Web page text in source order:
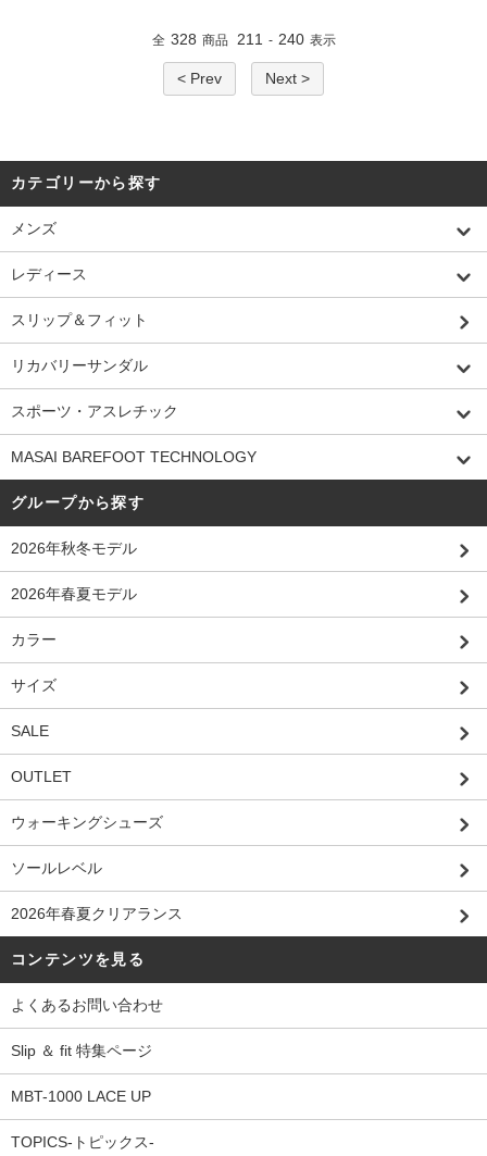
全 328 商品 211 - 240 表示
< Prev Next >
カテゴリーから探す
メンズ
レディース
スリップ＆フィット
リカバリーサンダル
スポーツ・アスレチック
MASAI BAREFOOT TECHNOLOGY
グループから探す
2026年秋冬モデル
2026年春夏モデル
カラー
サイズ
SALE
OUTLET
ウォーキングシューズ
ソールレベル
2026年春夏クリアランス
コンテンツを見る
よくあるお問い合わせ
Slip ＆ fit 特集ページ
MBT-1000 LACE UP
TOPICS-トピックス-